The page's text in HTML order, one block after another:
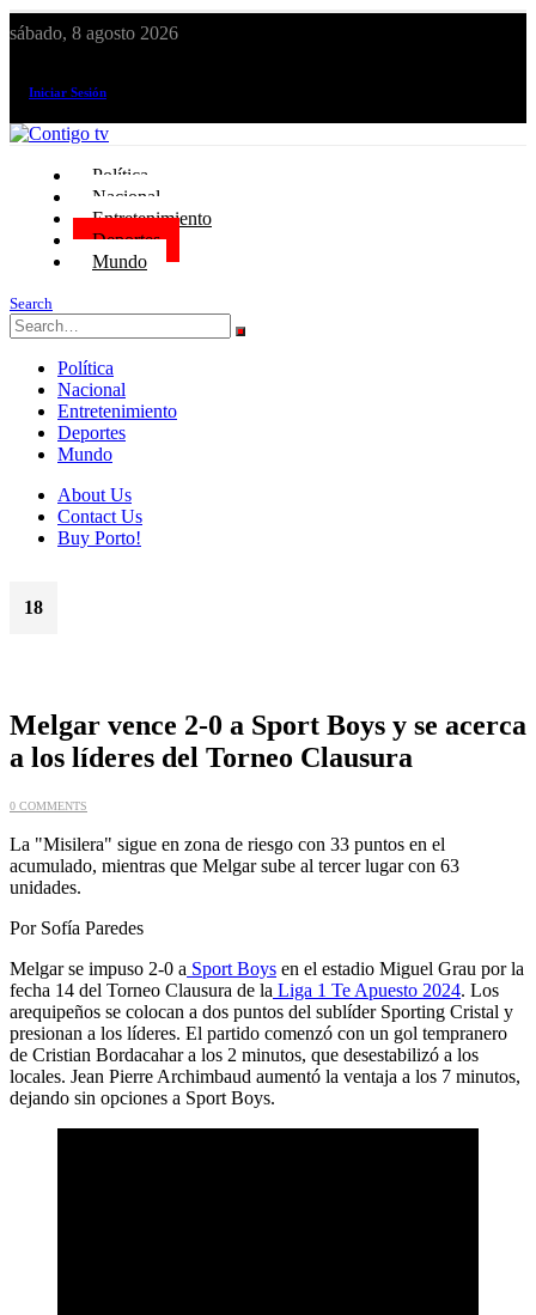
sábado, 8 agosto 2026
Iniciar Sesión
Política
Nacional
Entretenimiento
Deportes
Mundo
Search
Política
Nacional
Entretenimiento
Deportes
Mundo
About Us
Contact Us
Buy Porto!
18
Melgar vence 2-0 a Sport Boys y se acerca
a los líderes del Torneo Clausura
0 COMMENTS
La "Misilera" sigue en zona de riesgo con 33 puntos en el
acumulado, mientras que Melgar sube al tercer lugar con 63
unidades.
Por Sofía Paredes
Melgar se impuso 2-0 a Sport Boys en el estadio Miguel Grau por la
fecha 14 del Torneo Clausura de la Liga 1 Te Apuesto 2024. Los
arequipeños se colocan a dos puntos del sublíder Sporting Cristal y
presionan a los líderes. El partido comenzó con un gol tempranero
de Cristian Bordacahar a los 2 minutos, que desestabilizó a los
locales. Jean Pierre Archimbaud aumentó la ventaja a los 7 minutos,
dejando sin opciones a Sport Boys.